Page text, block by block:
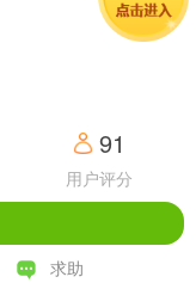
91
用户评分
求助